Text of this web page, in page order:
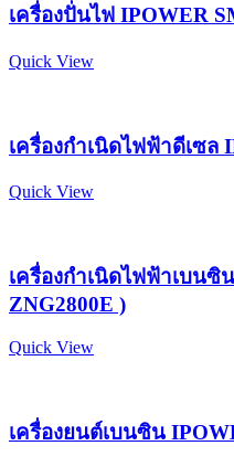
เครื่องปั่นไฟ IPOWER
Quick View
เครื่องกำเนิดไฟฟ้าดีเซล
Quick View
เครื่องกำเนิดไฟฟ้าเบนซิ
ZNG2800E )
Quick View
เครื่องยนต์เบนซิน